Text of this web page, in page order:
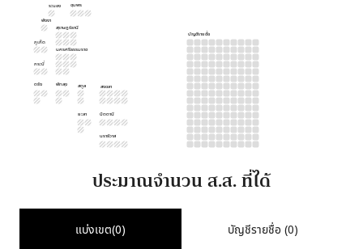
ชุมพร
สุราษฎร์ธานี
นครศรีธรรมราช
พัทลุง สงขลา
ปัตตานี
ยะลา
สตูล
ตรัง
กระบี่
พังงา
ภูเก็ต
ระนอง
นราธิวาส
บัญชีรายชื่อ
ประมาณจำนวน ส.ส. ที่ได้
แบ่งเขต(0) บัญชีรายชื่อ (0)